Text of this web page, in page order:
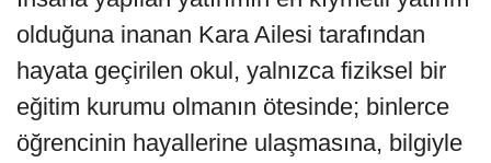
olduğuna inanan Kara Ailesi tarafından
hayata geçirilen okul, yalnızca fiziksel bir
eğitim kurumu olmanın ötesinde; binlerce
öğrencinin hayallerine ulaşmasına, bilgiyle